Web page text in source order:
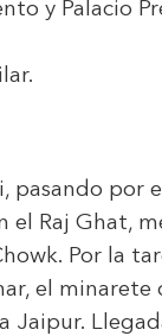
y Palacio
pasando por
el Raj Ghat,
Por la
el minarete
Jaipur.